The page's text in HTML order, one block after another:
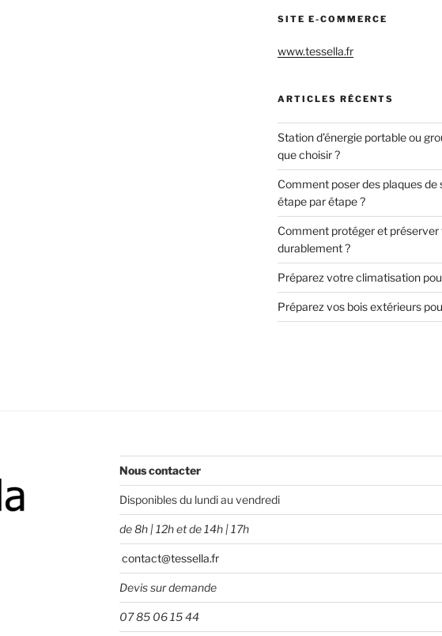
SITE E-COMMERCE
www.tessella.fr
ARTICLES RÉCENTS
Station d’énergie portable ou
que choisir ?
Comment poser des plaques de
étape par étape ?
Comment protéger et préserver
durablement ?
Préparez votre climatisation
Préparez vos bois extérieurs
Nous contacter
Disponibles du lundi au vendredi
de 8h | 12h et de 14h | 17h
contact@tessella.fr
Devis sur demande
07 85 06 15 44